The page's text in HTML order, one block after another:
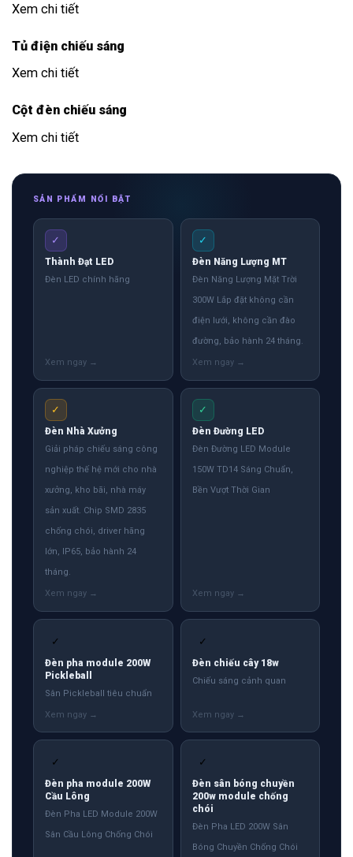
Xem chi tiết
Tủ điện chiếu sáng
Xem chi tiết
Cột đèn chiếu sáng
Xem chi tiết
SẢN PHẨM NỔI BẬT
✓
Thành Đạt LED
Đèn LED chính hãng
✓
Đèn Năng Lượng MT
Đèn Năng Lượng Mặt Trời
300W Lắp đặt không cần
điện lưới, không cần đào
đường, bảo hành 24 tháng.
✓
Đèn Nhà Xưởng
Giải pháp chiếu sáng công
nghiệp thế hệ mới cho nhà
xưởng, kho bãi, nhà máy
sản xuất. Chip SMD 2835
chống chói, driver hãng
lớn, IP65, bảo hành 24
tháng.
✓
Đèn Đường LED
Đèn Đường LED Module
150W TD14 Sáng Chuẩn,
Bền Vượt Thời Gian
✓
Đèn pha module 200W
Pickleball
Sân Pickleball tiêu chuẩn
✓
Đèn chiếu cây 18w
Chiếu sáng cảnh quan
✓
Đèn pha module 200W
Cầu Lông
Đèn Pha LED Module 200W
Sân Cầu Lông Chống Chói
✓
Đèn sân bóng chuyền
200w module chống
chói
Đèn Pha LED 200W Sân
Bóng Chuyền Chống Chói